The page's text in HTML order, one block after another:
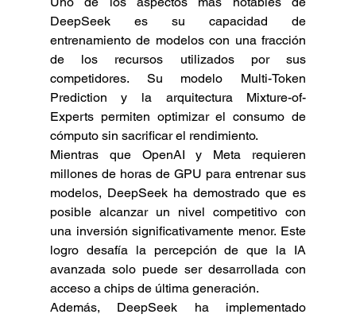
DeepSeek es su capacidad de
entrenamiento de modelos con una fracción
de los recursos utilizados por sus
competidores. Su modelo Multi-Token
Prediction y la arquitectura Mixture-of-
Experts permiten optimizar el consumo de
cómputo sin sacrificar el rendimiento.
Mientras que OpenAI y Meta requieren
millones de horas de GPU para entrenar sus
modelos, DeepSeek ha demostrado que es
posible alcanzar un nivel competitivo con
una inversión significativamente menor. Este
logro desafía la percepción de que la IA
avanzada solo puede ser desarrollada con
acceso a chips de última generación.
Además, DeepSeek ha implementado